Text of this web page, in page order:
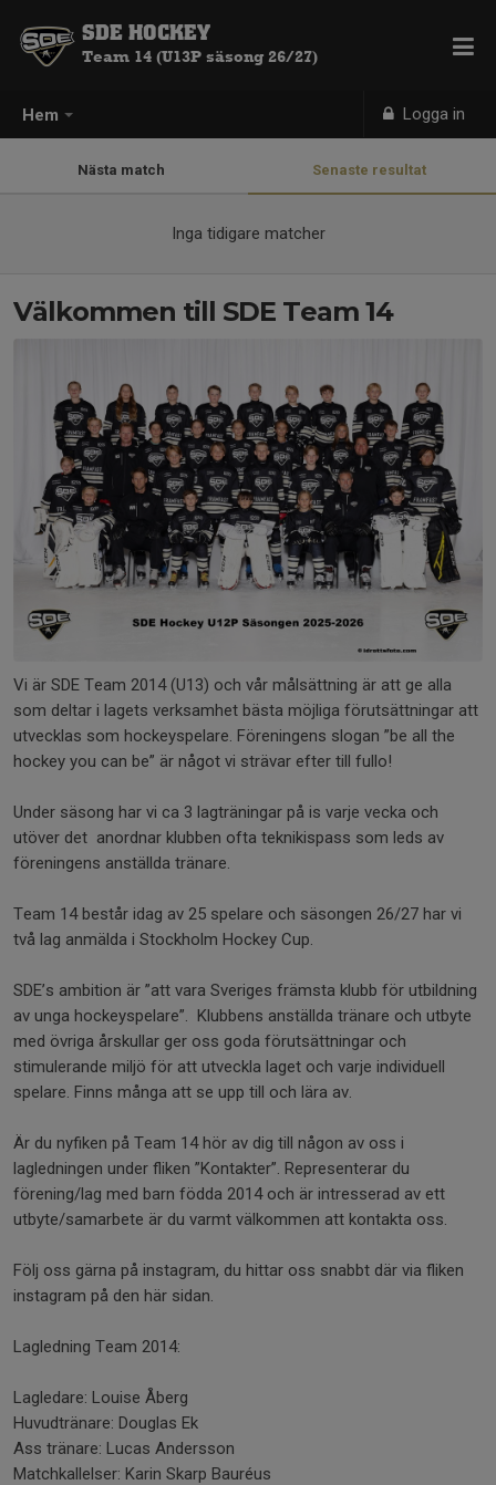
Hem Logga in
SDE HOCKEY
Team 14 (U13P säsong 26/27)
Nästa match Senaste resultat
Inga tidigare matcher
Välkommen till SDE Team 14
Vi är SDE Team 2014 (U13) och vår målsättning är att ge alla
som deltar i lagets verksamhet bästa möjliga förutsättningar att
utvecklas som hockeyspelare. Föreningens slogan ”be all the
hockey you can be” är något vi strävar efter till fullo!
Under säsong har vi ca 3 lagträningar på is varje vecka och
utöver det anordnar klubben ofta teknikispass som leds av
föreningens anställda tränare.
Team 14 består idag av 25 spelare och säsongen 26/27 har vi
två lag anmälda i Stockholm Hockey Cup.
SDE’s ambition är ”att vara Sveriges främsta klubb för utbildning
av unga hockeyspelare”. Klubbens anställda tränare och utbyte
med övriga årskullar ger oss goda förutsättningar och
stimulerande miljö för att utveckla laget och varje individuell
spelare. Finns många att se upp till och lära av.
Är du nyfiken på Team 14 hör av dig till någon av oss i
lagledningen under fliken ”Kontakter”. Representerar du
förening/lag med barn födda 2014 och är intresserad av ett
utbyte/samarbete är du varmt välkommen att kontakta oss.
Följ oss gärna på instagram, du hittar oss snabbt där via fliken
instagram på den här sidan.
Lagledning Team 2014:
Lagledare: Louise Åberg
Huvudtränare: Douglas Ek
Ass tränare: Lucas Andersson
Matchkallelser: Karin Skarp Bauréus